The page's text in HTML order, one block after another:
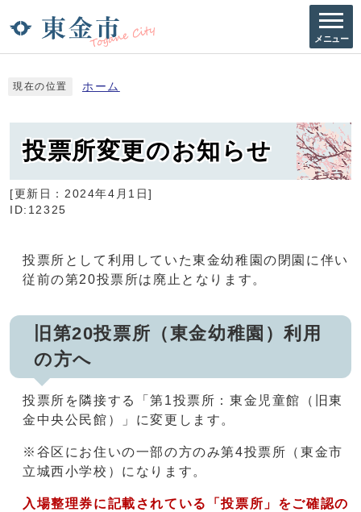
メニュー
現在の位置 ホーム
投票所変更のお知らせ
[更新日： 2024年4月1日]
ID:12325
投票所として利用していた東金幼稚園の閉園に伴い
従前の第20投票所は廃止となります。
旧第20投票所（東金幼稚園）利用
の方へ
投票所を隣接する「第1投票所：東金児童館（旧東
金中央公民館）」に変更します。
※谷区にお住いの一部の方のみ第4投票所（東金市
立城西小学校）になります。
入場整理券に記載されている「投票所」をご確認の